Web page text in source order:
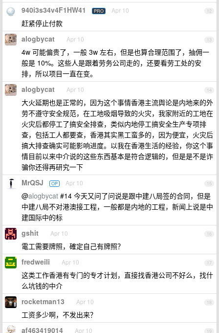
12
940i3s34v4F1HW41 PRO Apr 10
赶紧停止付款
13
alogbycat Apr 10
4w 可能偏贵了，一般 3w 左右，但是也算合理范围了，抽佣一
般是 10%。这些人是跟着劳务公司走的，还要看劳工处的安
排，所以项目一直在变。
14
alogbycat Apr 10
大火延期也是正常的，因为这个事情香港主流舆论是内地来的外
劳不遵守安全规范，在工地吸烟导致的火灾，我家附近的工地在
火灾后都停工了搞安全排查，类似内地停工搞安全生产专项排
查，包括工人都要查，香港其实黑工蛮多的，因为便宜，火灾后
搞大排查确实可能影响进度。以我在香港生活的经验，你这个事
情目前以来中介说的这些东西基本是符合逻辑的，但是是不是诈
骗你还得再研究一下
15
MrQSJ OP Apr 10
@alogbycat #14 今天又问了问说是跟中建八局签的合同，但是
中建八局不对港澳接工程，一般都是内地的工程，新闻上说是中
建国际中的标
16
gshit Apr 10
電工需要牌照，確定自己有牌照？
17
fredweili Apr 10
这类工作香港有专门的专才计划，直接找香港公司不好么，找什
么坑钱的中介
18
rocketman13 Apr 10
工资多少啊，不发出来？
19
af463419014 Apr 10